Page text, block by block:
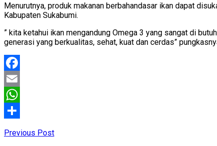
Menurutnya, produk makanan berbahandasar ikan dapat
Kabupaten Sukabumi.
” kita ketahui ikan mengandung Omega 3 yang sangat di
generasi yang berkualitas, sehat, kuat dan cerdas”
Facebook
Email
WhatsApp
Previous Post